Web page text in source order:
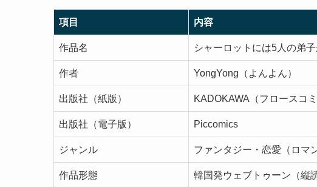
項目 内容
作品名 シャーロットには5人の弟
作者 YongYong（よんよん）
出版社（紙版） KADOKAWA（フロースコ
出版社（電子版） Piccomics
ジャンル ファンタジー・恋愛（ロマ
作品形態 韓国発ウェブトゥーン（縦